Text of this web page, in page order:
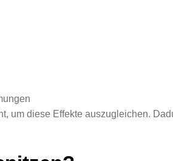
um diese Effekte auszugleichen.